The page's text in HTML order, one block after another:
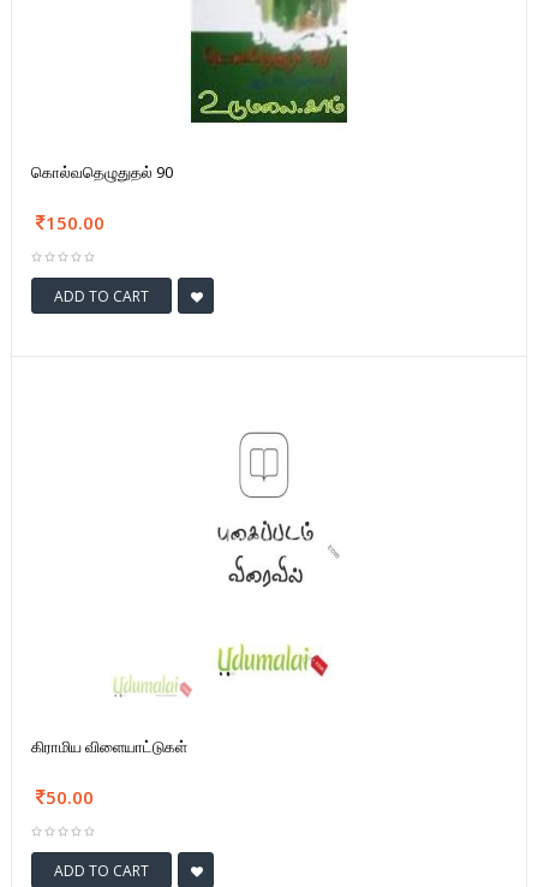
கொல்வதெழுதுதல் 90
150.00
ADD TO CART
கிராமிய விளையாட்டுகள்
50.00
ADD TO CART